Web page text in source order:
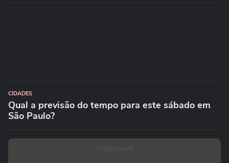
CIDADES
Qual a previsão do tempo para este sábado em
São Paulo?
PUBLICIDADE